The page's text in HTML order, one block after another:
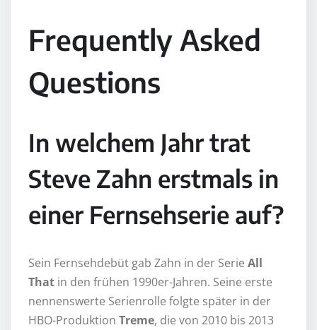
Frequently Asked
Questions
In welchem Jahr trat
Steve Zahn erstmals in
einer Fernsehserie auf?
Sein Fernsehdebüt gab Zahn in der Serie All
That in den frühen 1990er-Jahren. Seine erste
nennenswerte Serienrolle folgte später in der
HBO-Produktion Treme, die von 2010 bis 2013